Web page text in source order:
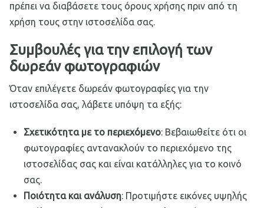
πρέπει να διαβάσετε τους όρους χρήσης πριν από τη
χρήση τους στην ιστοσελίδα σας.
Συμβουλές για την επιλογή των
δωρεάν φωτογραφιών
Όταν επιλέγετε δωρεάν φωτογραφίες για την
ιστοσελίδα σας, λάβετε υπόψη τα εξής:
Σχετικότητα με το περιεχόμενο: Βεβαιωθείτε ότι οι
φωτογραφίες αντανακλούν το περιεχόμενο της
ιστοσελίδας σας και είναι κατάλληλες για το κοινό
σας.
Ποιότητα και ανάλυση: Προτιμήστε εικόνες υψηλής